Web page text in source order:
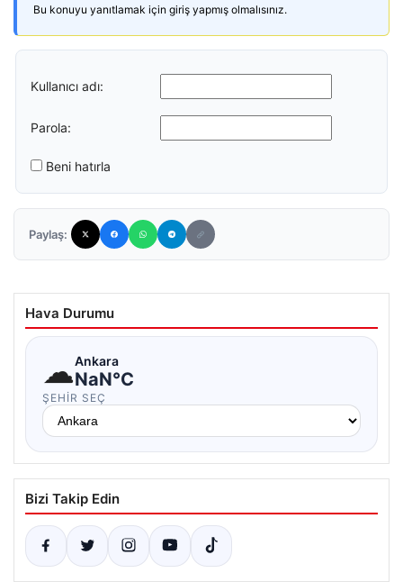
Bu konuyu yanıtlamak için giriş yapmış olmalısınız.
Kullanıcı adı:
Parola:
Beni hatırla
Paylaş:
Hava Durumu
☁Ankara
NaN°C
ŞEHIR SEÇ
Bizi Takip Edin